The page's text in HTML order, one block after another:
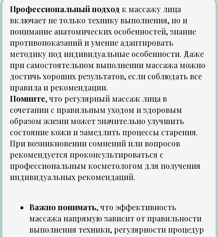
Профессиональный подход к массажу лица
включает не только технику выполнения, но и
понимание анатомических особенностей, знание
противопоказаний и умение адаптировать
методику под индивидуальные особенности. Даже
при самостоятельном выполнении массажа можно
достичь хороших результатов, если соблюдать все
правила и рекомендации.
Помните, что регулярный массаж лица в
сочетании с правильным уходом и здоровым
образом жизни может значительно улучшить
состояние кожи и замедлить процессы старения.
При возникновении сомнений или вопросов
рекомендуется проконсультироваться с
профессиональным косметологом для получения
индивидуальных рекомендаций.
Важно понимать, что эффективность
массажа напрямую зависит от правильности
выполнения техники, регулярности процедур